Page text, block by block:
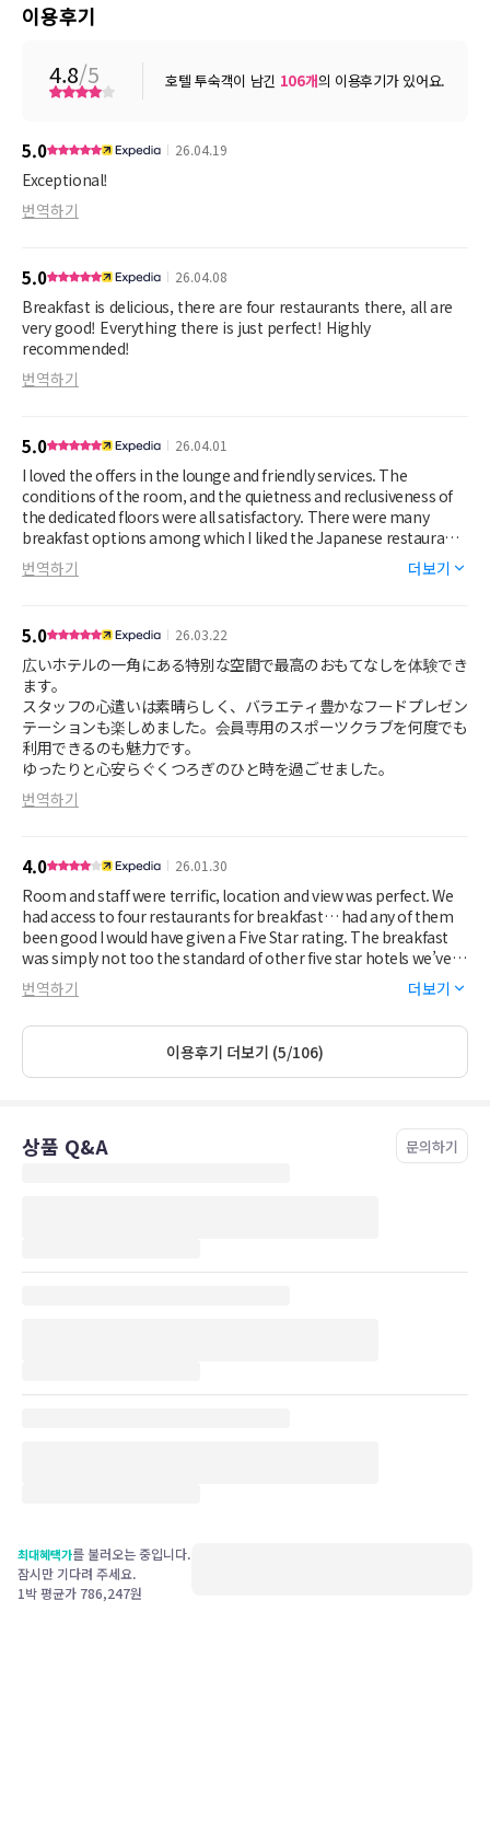
이용후기
4.8/5 호텔 투숙객이 남긴 106개의 이용후기가 있어요.
5.0 26.04.19
Exceptional!
번역하기
5.0 26.04.08
Breakfast is delicious, there are four restaurants there, all are
very good! Everything there is just perfect! Highly
recommended!
번역하기
5.0 26.04.01
I loved the offers in the lounge and friendly services. The
conditions of the room, and the quietness and reclusiveness of
the dedicated floors were all satisfactory. There were many
breakfast options among which I liked the Japanese restaurant
which has a splendid view over the garden and falls.
번역하기 더보기
5.0 26.03.22
広いホテルの一角にある特別な空間で最高のおもてなしを体験でき
ます。
スタッフの心遣いは素晴らしく、バラエティ豊かなフードプレゼン
テーションも楽しめました。会員専用のスポーツクラブを何度でも
利用できるのも魅力です。
ゆったりと心安らぐくつろぎのひと時を過ごせました。
번역하기
4.0 26.01.30
Room and staff were terrific, location and view was perfect. We
had access to four restaurants for breakfast… had any of them
been good I would have given a Five Star rating. The breakfast
was simply not too the standard of other five star hotels we’ve
been all over the world. Hotel was wonderful.
번역하기 더보기
이용후기 더보기 (5/106)
상품 Q&A 문의하기
최대혜택가를 불러오는 중입니다.
잠시만 기다려 주세요.
1박 평균가 786,247원